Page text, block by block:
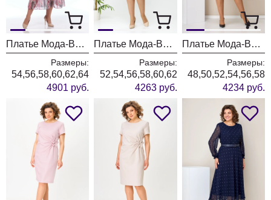
Платье Мода-Версаль 2483 бирюза-коралл
Размеры:
54,56,58,60,62,64
4901 руб.
Платье Мода-Версаль 1549 темно-синий
Размеры:
52,54,56,58,60,62
4263 руб.
Платье Мода-Версаль 2328 т.синий
Размеры:
48,50,52,54,56,58
4234 руб.